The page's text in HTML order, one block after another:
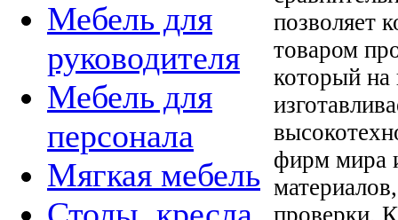
Мебель для
руководителя
Мебель для
персонала
Мягкая мебель
позволяет
товаром
который
фирм мира
проверки.